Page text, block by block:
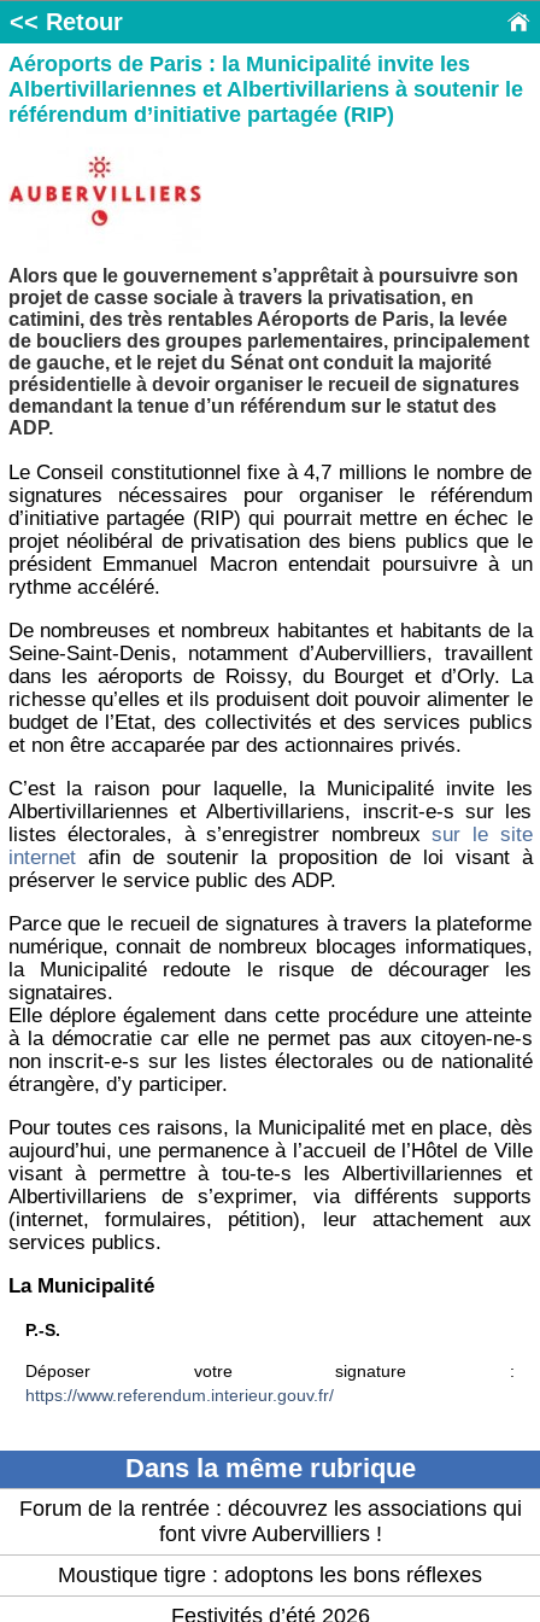
<< Retour
Aéroports de Paris : la Municipalité invite les
Albertivillariennes et Albertivillariens à soutenir le
référendum d’initiative partagée (RIP)
Alors que le gouvernement s’apprêtait à poursuivre son
projet de casse sociale à travers la privatisation, en
catimini, des très rentables Aéroports de Paris, la levée
de boucliers des groupes parlementaires, principalement
de gauche, et le rejet du Sénat ont conduit la majorité
présidentielle à devoir organiser le recueil de signatures
demandant la tenue d’un référendum sur le statut des
ADP.
Le Conseil constitutionnel fixe à 4,7 millions le nombre de
signatures nécessaires pour organiser le référendum
d’initiative partagée (RIP) qui pourrait mettre en échec le
projet néolibéral de privatisation des biens publics que le
président Emmanuel Macron entendait poursuivre à un
rythme accéléré.
De nombreuses et nombreux habitantes et habitants de la
Seine-Saint-Denis, notamment d’Aubervilliers, travaillent
dans les aéroports de Roissy, du Bourget et d’Orly. La
richesse qu’elles et ils produisent doit pouvoir alimenter le
budget de l’Etat, des collectivités et des services publics
et non être accaparée par des actionnaires privés.
C’est la raison pour laquelle, la Municipalité invite les
Albertivillariennes et Albertivillariens, inscrit-e-s sur les
listes électorales, à s’enregistrer nombreuxsur le site
internetafin de soutenir la proposition de loi visant à
préserver le service public des ADP.
Parce que le recueil de signatures à travers la plateforme
numérique, connait de nombreux blocages informatiques,
la Municipalité redoute le risque de décourager les
signataires.
Elle déplore également dans cette procédure une atteinte
à la démocratie car elle ne permet pas aux citoyen-ne-s
non inscrit-e-s sur les listes électorales ou de nationalité
étrangère, d’y participer.
Pour toutes ces raisons, la Municipalité met en place, dès
aujourd’hui, une permanence à l’accueil de l’Hôtel de Ville
visant à permettre à tou-te-s les Albertivillariennes et
Albertivillariens de s’exprimer, via différents supports
(internet, formulaires, pétition), leur attachement aux
services publics.
La Municipalité
P.-S.
Déposer votre signature :
https://www.referendum.interieur.gouv.fr/
Dans la même rubrique
Forum de la rentrée : découvrez les associations qui
font vivre Aubervilliers !
Moustique tigre : adoptons les bons réflexes
Festivités d’été 2026